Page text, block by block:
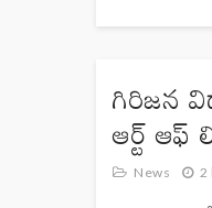
గిరిజన
ఆర్ట్ ఆఫ్
News 2